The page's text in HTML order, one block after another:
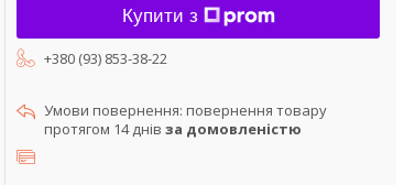
Купити з
+380 (93) 853-38-22
повернення товару
протягом 14 днів за домовленістю